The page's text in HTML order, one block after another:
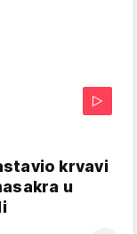
krvavi
u